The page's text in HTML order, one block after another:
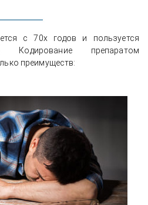
с 70х годов и пользуется
Кодирование препаратом
преимуществ: